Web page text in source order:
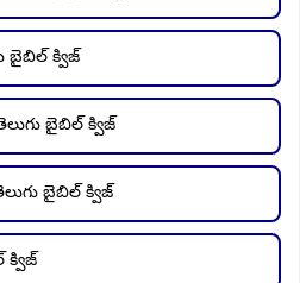
బైబిల్ క్విజ్
బైబిల్ క్విజ్
బైబిల్ క్విజ్
క్విజ్